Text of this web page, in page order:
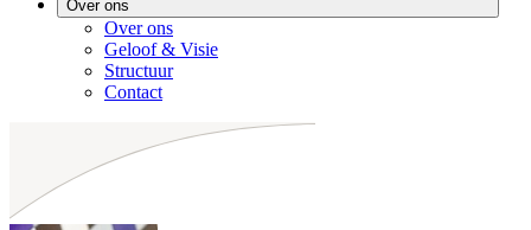
Over ons
Over ons
Geloof & Visie
Structuur
Contact